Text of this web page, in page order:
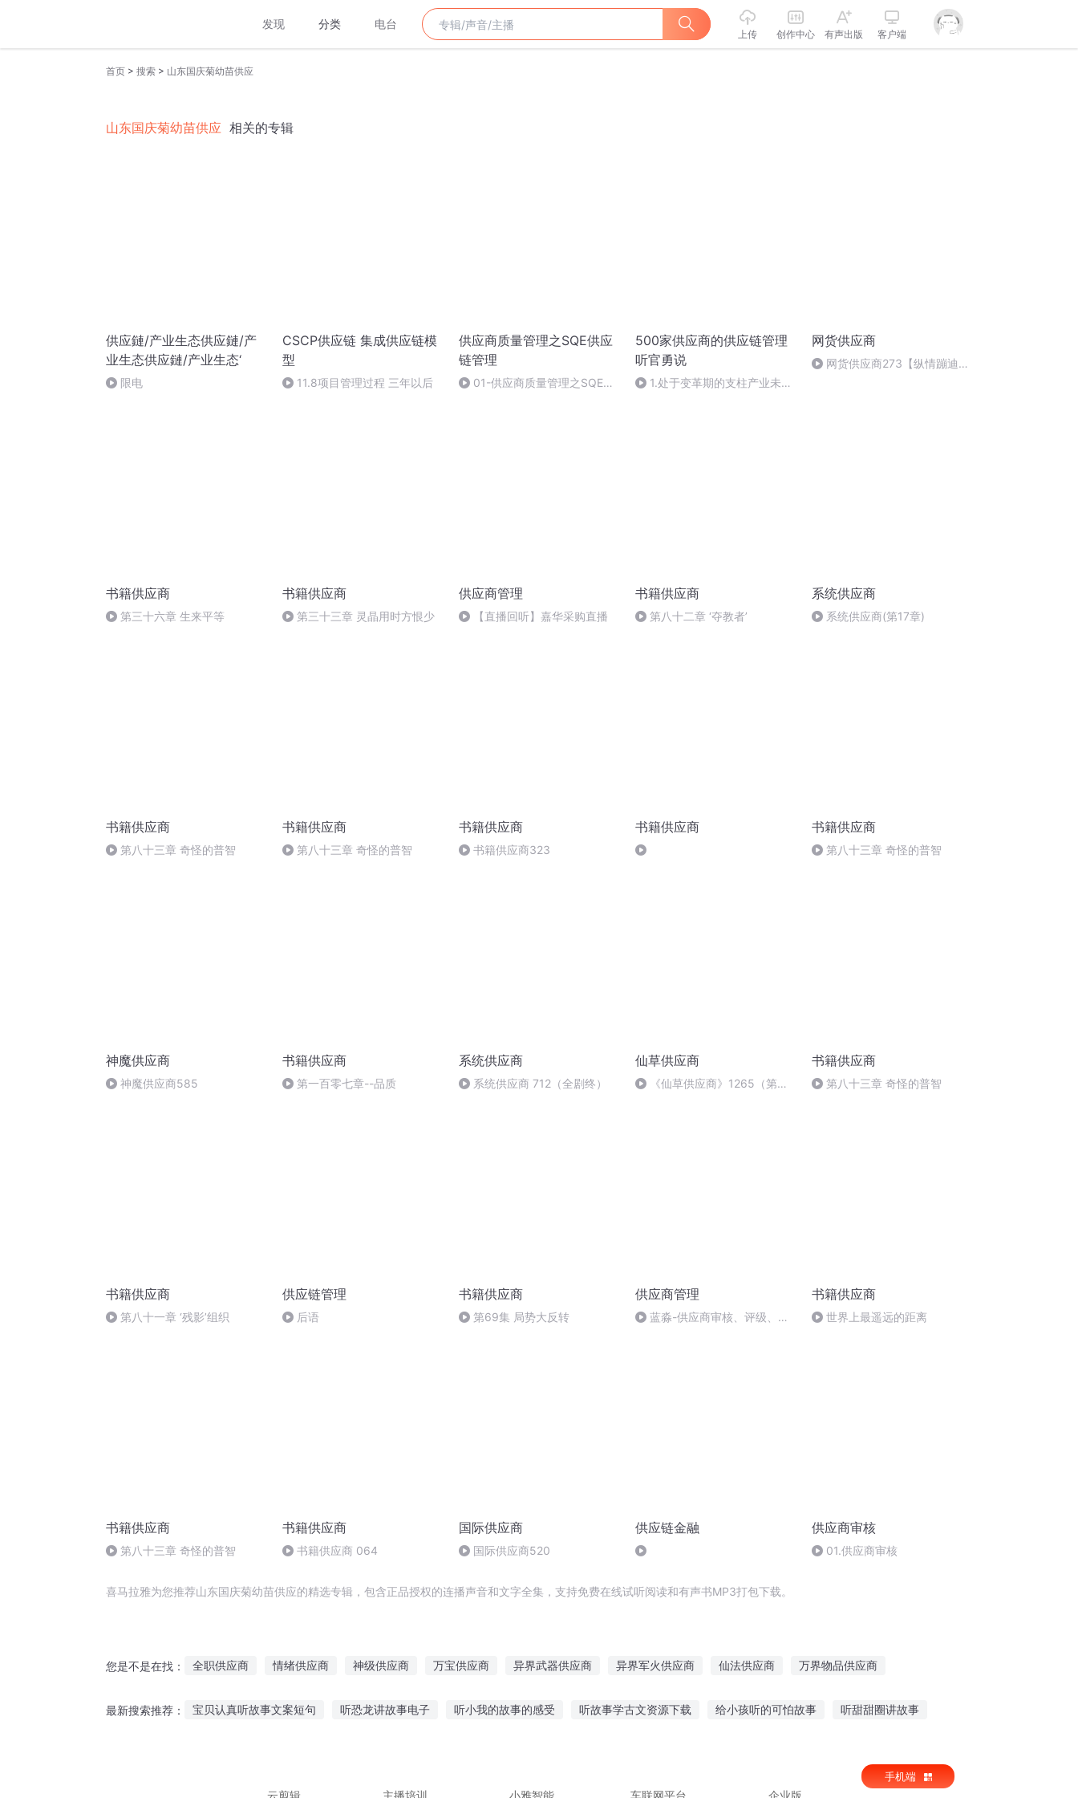
发现 分类 电台
上传 创作中心 有声出版 客户端
首页 > 搜索 > 山东国庆菊幼苗供应
山东国庆菊幼苗供应 相关的专辑
供应鏈/产业生态供应鏈/产
业生态供应鏈/产业生态‘
限电
CSCP供应链 集成供应链模
型
11.8项目管理过程 三年以后
供应商质量管理之SQE供应
链管理
01-供应商质量管理之SQE供
500家供应商的供应链管理
听官勇说
1.处于变革期的支柱产业未来
网货供应商
网货供应商273【纵情蹦迪播
书籍供应商
第三十六章 生来平等
书籍供应商
第三十三章 灵晶用时方恨少
供应商管理
【直播回听】嘉华采购直播
书籍供应商
第八十二章 ‘夺教者’
系统供应商
系统供应商(第17章)
书籍供应商
第八十三章 奇怪的普智
书籍供应商
第八十三章 奇怪的普智
书籍供应商
书籍供应商323
书籍供应商 书籍供应商
第八十三章 奇怪的普智
神魔供应商
神魔供应商585
书籍供应商
第一百零七章--品质
系统供应商
系统供应商 712（全剧终）
仙草供应商
《仙草供应商》1265（第一
书籍供应商
第八十三章 奇怪的普智
书籍供应商
第八十一章 ‘残影’组织
供应链管理
后语
书籍供应商
第69集 局势大反转
供应商管理
蓝淼-供应商审核、评级、认
书籍供应商
世界上最遥远的距离
书籍供应商
第八十三章 奇怪的普智
书籍供应商
书籍供应商 064
国际供应商
国际供应商520
供应链金融 供应商审核
01.供应商审核
喜马拉雅为您推荐山东国庆菊幼苗供应的精选专辑，包含正品授权的连播声音和文字全集，支持免费在线试听阅读和有声书MP3打包下载。
您是不是在找： 全职供应商 情绪供应商 神级供应商 万宝供应商 异界武器供应商 异界军火供应商 仙法供应商 万界物品供应商
最新搜索推荐： 宝贝认真听故事文案短句 听恐龙讲故事电子 听小我的故事的感受 听故事学古文资源下载 给小孩听的可怕故事 听甜甜圈讲故事
云剪辑
主播培训 小雅智能 车联网平台 企业版
手机端